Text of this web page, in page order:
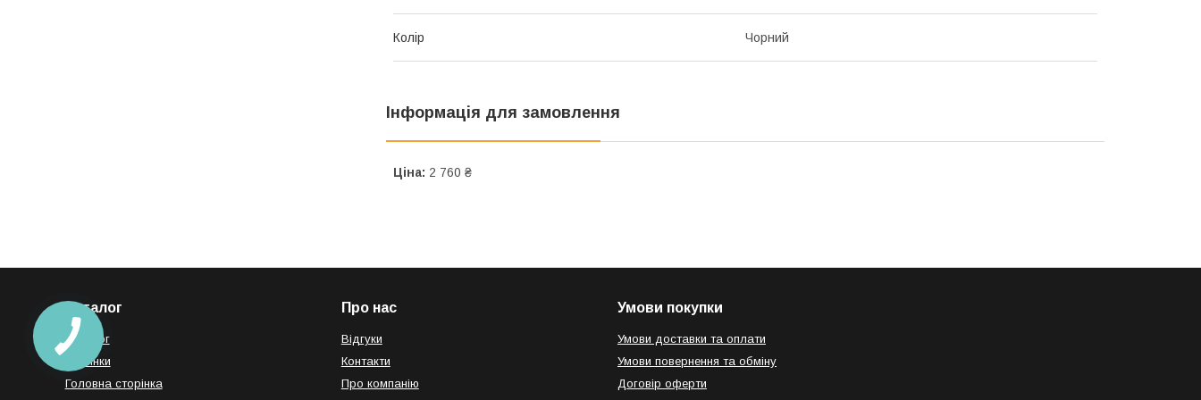
Колір Чорний
Інформація для замовлення
Ціна: 2 760 ₴
Каталог
Каталог
Новинки
Головна сторінка
Про нас
Відгуки
Контакти
Про компанію
Умови покупки
Умови доставки та оплати
Умови повернення та обміну
Договір оферти